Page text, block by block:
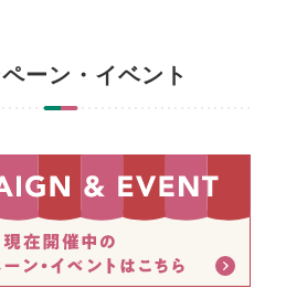
ーン・イベント